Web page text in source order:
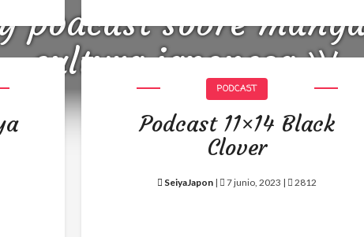
podcast sobre
cultura japonesa ツ
PODCAST
Podcast 11×14 Black
Clover
SeiyaJapon | 7 junio, 2023 | 2812